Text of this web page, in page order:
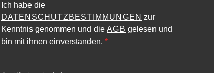
Ich habe die
DATENSCHUTZBESTIMMUNGEN zur
Kenntnis genommen und die AGB gelesen und
bin mit ihnen einverstanden. *